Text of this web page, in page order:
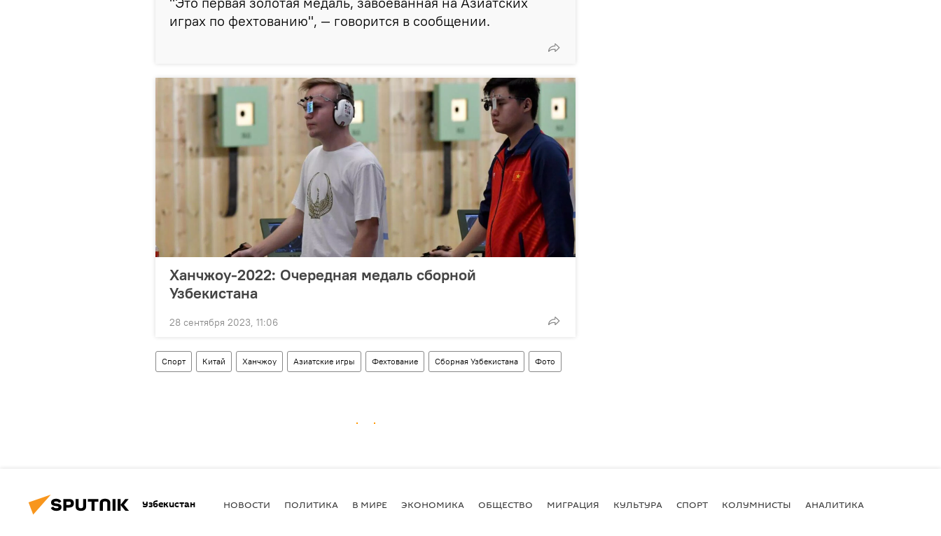
играх по фехтованию", — говорится в сообщении.
Ханчжоу-2022: Очередная медаль сборной
Узбекистана
28 сентября 2023, 11:06
Спорт Китай Ханчжоу Азиатские игры Фехтование Сборная Узбекистана Фото
Узбекистан НОВОСТИ ПОЛИТИКА В МИРЕ ЭКОНОМИКА ОБЩЕСТВО МИГРАЦИЯ КУЛЬТУРА СПОРТ КОЛУМНИСТЫ АНАЛИТИКА